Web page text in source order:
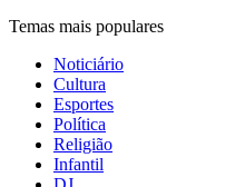
Temas mais populares
Noticiário
Cultura
Esportes
Política
Religião
Infantil